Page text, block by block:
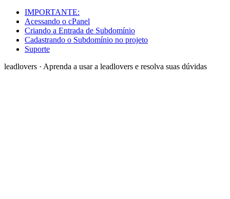
IMPORTANTE:
Acessando o cPanel
Criando a Entrada de Subdomínio
Cadastrando o Subdomínio no projeto
Suporte
leadlovers · Aprenda a usar a leadlovers e resolva suas dúvidas